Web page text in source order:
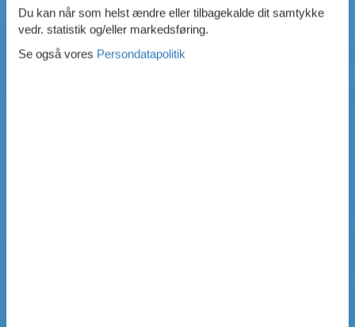
Du kan når som helst ændre eller tilbagekalde dit samtykke
vedr. statistik og/eller markedsføring.
Se også vores Persondatapolitik